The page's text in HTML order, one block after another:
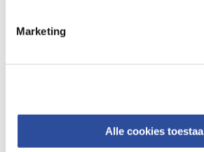
Marketing
Alle cookies
⁠Verantwoorde zorg, ⁠ook online.